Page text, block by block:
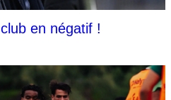
en négatif !